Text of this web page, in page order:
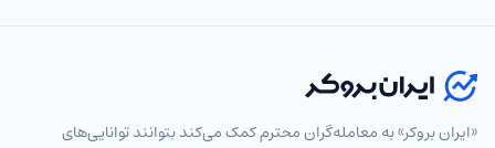
«ایران بروکر» به معامله‌گران محترم کمک می‌کند بتوانند توانایی‌های